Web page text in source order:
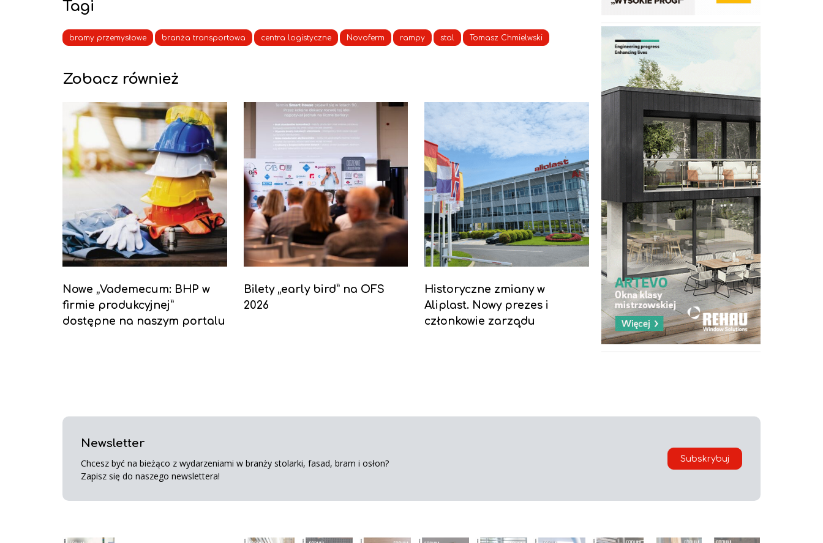
Tagi
bramy przemysłowe branża transportowa centra logistyczne Novoferm rampy stal Tomasz Chmielwski
Zobacz również
Nowe „Vademecum: BHP w
firmie produkcyjnej”
dostępne na naszym portalu
Bilety „early bird” na OFS
2026
Historyczne zmiany w
Aliplast. Nowy prezes i
członkowie zarządu
Newsletter
Chcesz być na bieżąco z wydarzeniami w branży stolarki, fasad, bram i osłon?
Zapisz się do naszego newslettera!
Subskrybuj